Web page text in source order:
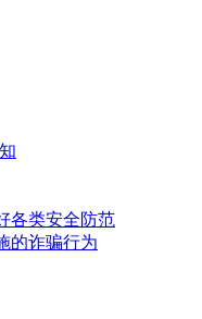
各类安全防范
的诈骗行为